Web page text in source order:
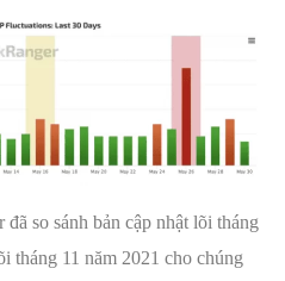
so sánh bản cập nhật lõi tháng
tháng 11 năm 2021 cho chúng